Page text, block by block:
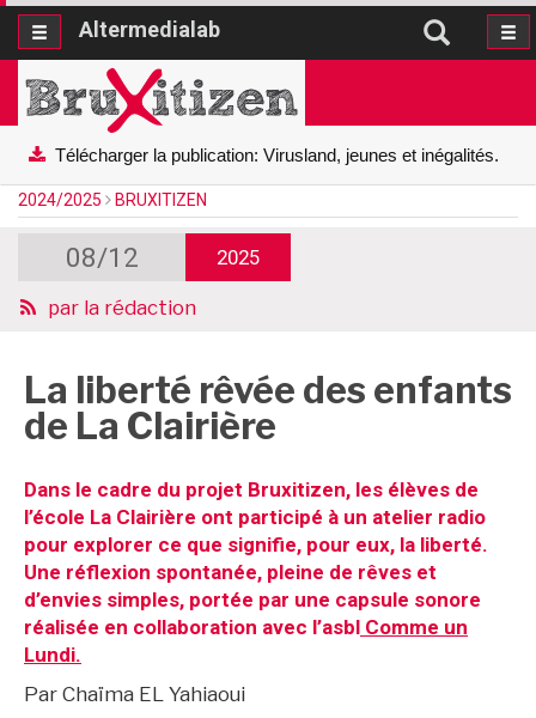
Altermedialab
Altermedialab
Télécharger la publication: Virusland, jeunes et inégalités.
2024/2025 BRUXITIZEN
08/12 2025
par la rédaction
La liberté rêvée des enfants
de La Clairière
Dans le cadre du projet Bruxitizen, les élèves de
l’école La Clairière ont participé à un atelier radio
pour explorer ce que signifie, pour eux, la liberté.
Une réflexion spontanée, pleine de rêves et
d’envies simples, portée par une capsule sonore
réalisée en collaboration avec l’asbl Comme un
Lundi.
Par Chaïma EL Yahiaoui